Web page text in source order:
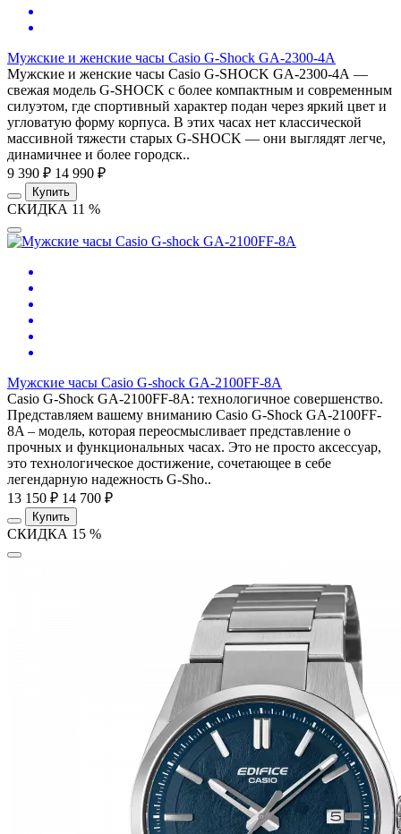
Мужские и женские часы Casio G-Shock GA-2300-4A
Мужские и женские часы Casio G-SHOCK GA-2300-4A —
свежая модель G-SHOCK с более компактным и современным
силуэтом, где спортивный характер подан через яркий цвет и
угловатую форму корпуса. В этих часах нет классической
массивной тяжести старых G-SHOCK — они выглядят легче,
динамичнее и более городск..
9 390 ₽ 14 990 ₽
Купить
СКИДКА 11 %
Мужские часы Casio G-shock GA-2100FF-8A
Casio G-Shock GA-2100FF-8A: технологичное совершенство.
Представляем вашему вниманию Casio G-Shock GA-2100FF-
8A – модель, которая переосмысливает представление о
прочных и функциональных часах. Это не просто аксессуар,
это технологическое достижение, сочетающее в себе
легендарную надежность G-Sho..
13 150 ₽ 14 700 ₽
Купить
СКИДКА 15 %